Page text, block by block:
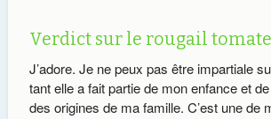
Verdict sur le rougail tomate
J’adore. Je ne peux pas être impartiale
tant elle a fait partie de mon enfance et
des origines de ma famille. C’est une de